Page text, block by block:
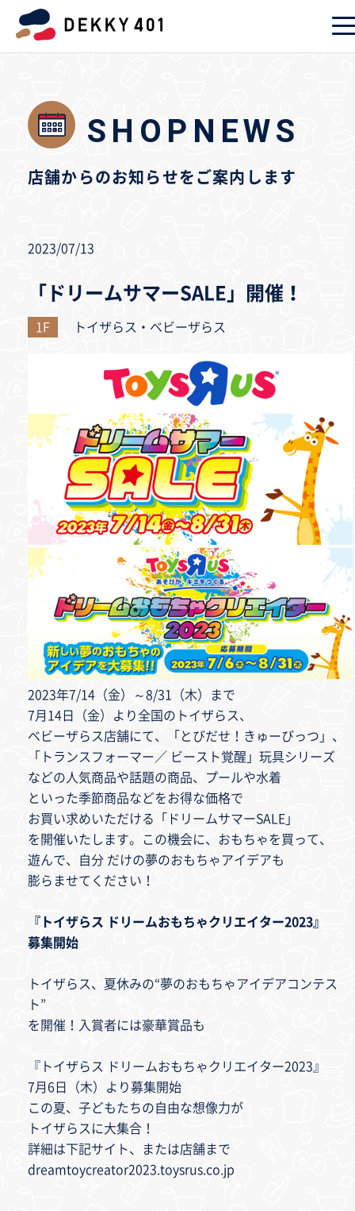
SHOPNEWS
店舗からのお知らせをご案内します
2023/07/13
「ドリームサマーSALE」開催！
1F トイザらス・ベビーザらス
2023年7/14（金）～8/31（木）まで
7月14日（金）より全国のトイザらス、
ベビーザらス店舗にて、「とびだせ！きゅーびっつ」、
「トランスフォーマー／ ビースト覚醒」玩具シリーズ
などの人気商品や話題の商品、プールや水着
といった季節商品などをお得な価格で
お買い求めいただける「ドリームサマーSALE」
を開催いたします。この機会に、おもちゃを買って、
遊んで、自分 だけの夢のおもちゃアイデアも
膨らませてください！
『トイザらス ドリームおもちゃクリエイター2023』
募集開始
トイザらス、夏休みの“夢のおもちゃアイデアコンテス
ト”
を開催！入賞者には豪華賞品も
『トイザらス ドリームおもちゃクリエイター2023』
7月6日（木）より募集開始
この夏、子どもたちの自由な想像力が
トイザらスに大集合！
詳細は下記サイト、または店舗まで
dreamtoycreator2023.toysrus.co.jp